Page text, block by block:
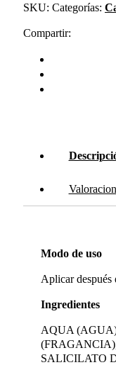
SKU: Categorías:
Compartir:
Modo de uso
Aplicar después
Ingredientes
AQUA
SALICILATO